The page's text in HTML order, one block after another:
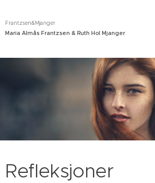
Frantzsen&Mjanger
Maria Almås Frantzsen & Ruth Hol Mjanger
Refleksjoner